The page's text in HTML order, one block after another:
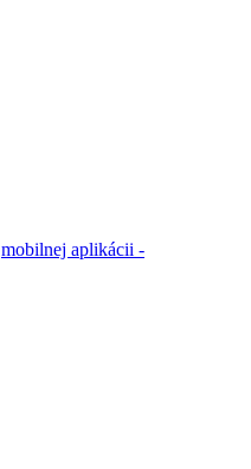
mobilnej aplikácii -